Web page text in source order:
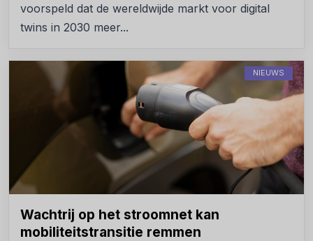
voorspeld dat de wereldwijde markt voor digital
twins in 2030 meer...
NIEUWS
Wachtrij op het stroomnet kan
mobiliteitstransitie remmen